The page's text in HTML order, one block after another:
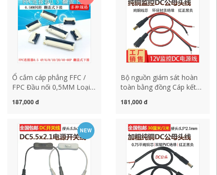
Ổ cắm cáp phẳng FFC /
FPC Đầu nối 0,5MM Loại
187,000 đ
Bộ nguồn giám sát hoàn
toàn bằng đồng Cáp kết
trung 12V nam và nữ Cáp
5.5 * 2.1
181,000 đ
NEW